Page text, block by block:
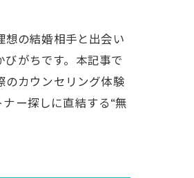
の結婚相手と出会い
がちです。本記事で
のカウンセリング体験
ー探しに直結する“無